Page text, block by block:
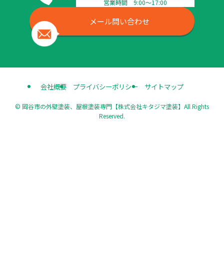
営業時間 9:00〜17:00
メール問い合わせ
会社概要 プライバシーポリシー サイトマップ
© 岡谷市の外壁塗装、屋根塗装専門【株式会社キタジマ塗装】All Rights
Reserved.